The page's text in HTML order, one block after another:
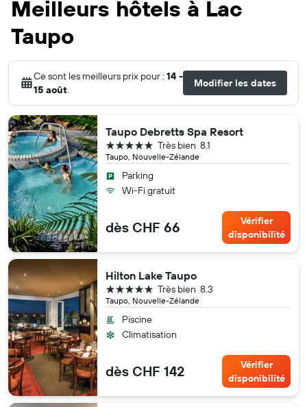
Meilleurs hôtels à Lac
Taupo
Ce sont les meilleurs prix pour : 14 -
15 août.
Modifier les dates
Taupo Debretts Spa Resort
Taupo, Nouvelle-Zélande
8.1
Très bien
5 étoiles
Parking
Wi-Fi gratuit
dès CHF 66
Vérifier
disponibilité
Hilton Lake Taupo
Taupo, Nouvelle-Zélande
8.3
Très bien
5 étoiles
Piscine
Climatisation
dès CHF 142
Vérifier
disponibilité